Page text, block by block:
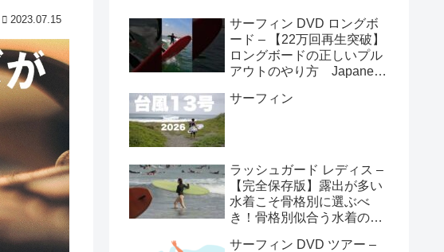
2023.07.15
サーフィン DVD ロングボ
ード – 【22万回再生突破】
ロングボードの正しいプル
アウトのやり方 Japanese
ロングボード #shorts
サーフィン
ラッシュガード レディス –
【完全保存版】露出が多い
水着こそ骨格別に選ぶべ
き！骨格別似合う水着の選
サーフィン DVD ツアー –